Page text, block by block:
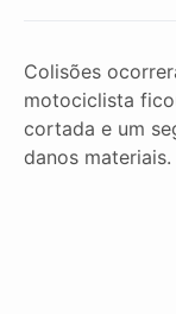
Colisões
motociclista
cortada e um
danos materiais.